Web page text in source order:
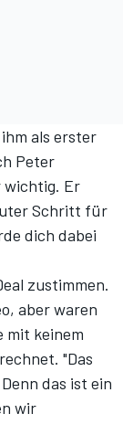
als erster
Peter
wichtig. Er
Schritt für
dich dabei
zustimmen.
aber waren
mit keinem
"Das
das ist ein
wir